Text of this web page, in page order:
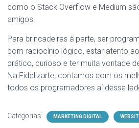
como o Stack Overflow e Medium
amigos!
Para brincadeiras à parte, ser
bom raciocínio lógico, estar atento
prático, curioso e ter muita vontade
Na Fidelizarte, contamos com os
todos os programadores aí desse
Categorias: MARKETING DIGITAL